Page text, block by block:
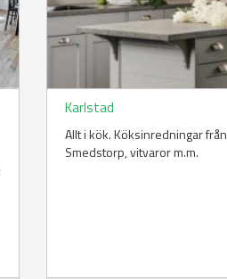
Karlstad
Allt i kök. Köksinredningar från
Smedstorp, vitvaror m.m.